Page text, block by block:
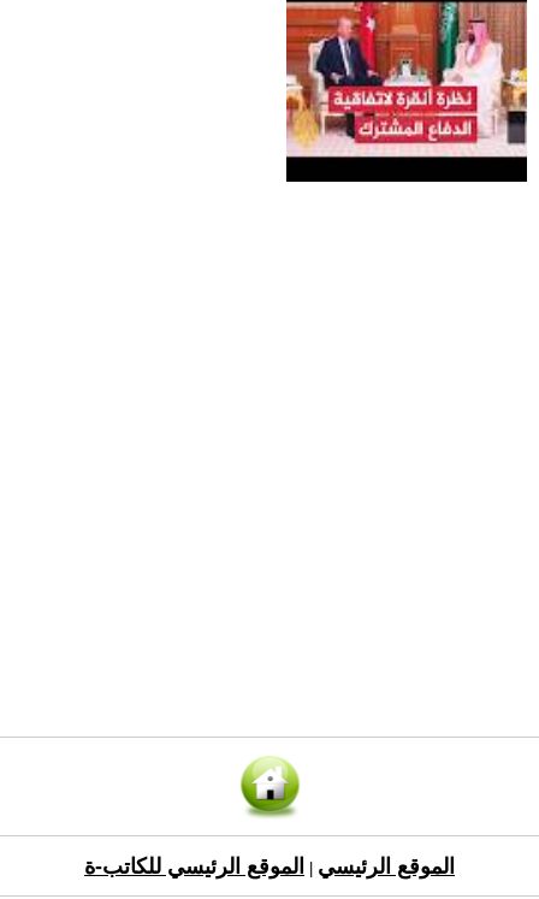
الموقع الرئيسي الموقع الرئيسي للكاتب-ة